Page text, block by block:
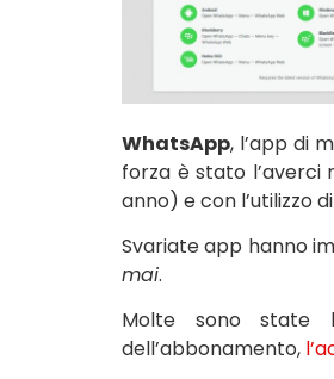
WhatsApp, l’app di
forza è stato
anno) e con l’utilizzo
Svariate app hanno
mai.
Molte sono state
dell’abbonamento,